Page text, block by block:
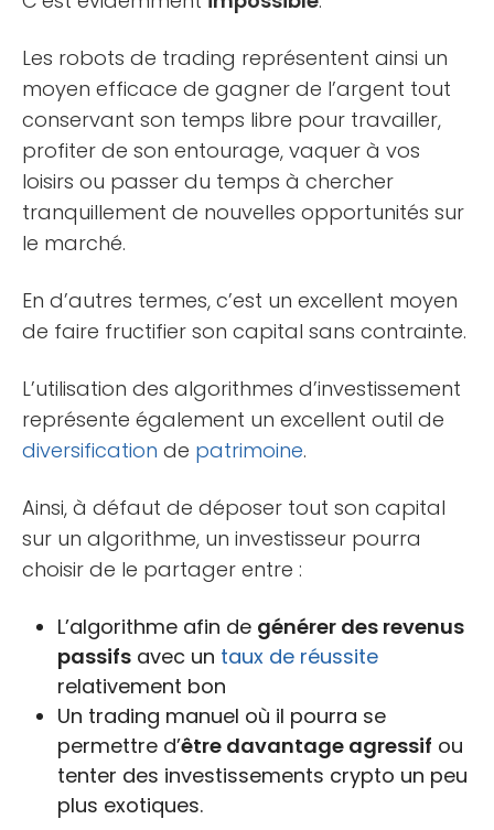
Les robots de trading représentent ainsi un
moyen efficace de gagner de l’argent tout
conservant son temps libre pour travailler,
profiter de son entourage, vaquer à vos
loisirs ou passer du temps à chercher
tranquillement de nouvelles opportunités sur
le marché.
En d’autres termes, c’est un excellent moyen
de faire fructifier son capital sans contrainte.
L’utilisation des algorithmes d’investissement
représente également un excellent outil de
diversification de patrimoine.
Ainsi, à défaut de déposer tout son capital
sur un algorithme, un investisseur pourra
choisir de le partager entre :
L’algorithme afin de générer des revenus
passifs avec un taux de réussite
relativement bon
Un trading manuel où il pourra se
permettre d’être davantage agressif ou
tenter des investissements crypto un peu
plus exotiques.